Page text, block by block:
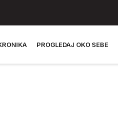
PROGLEDAJ OKO SEBE